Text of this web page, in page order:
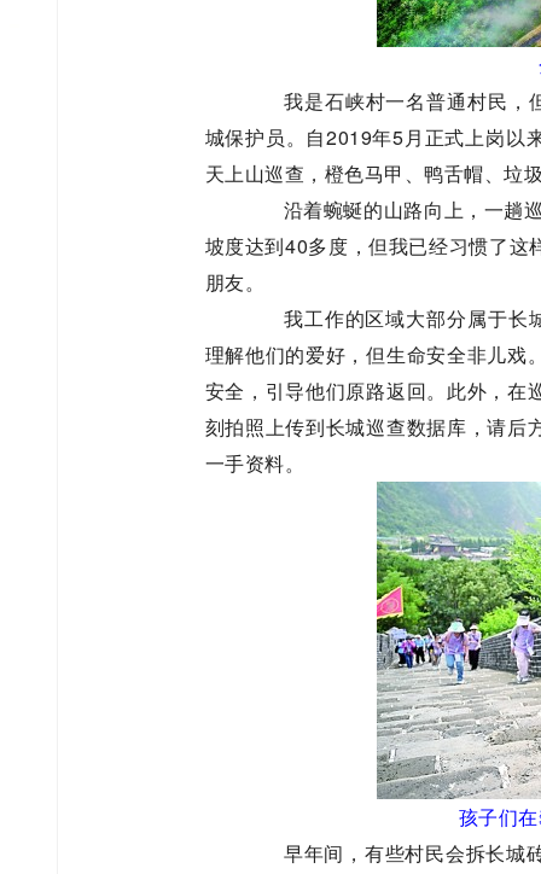
我是石峡村一名普通村民，
城保护员。自2019年5月正式上岗以
天上山巡查，橙色马甲、鸭舌帽、垃
沿着蜿蜒的山路向上，一趟巡
坡度达到40多度，但我已经习惯了
朋友。
我工作的区域大部分属于长城
理解他们的爱好，但生命安全非儿戏
安全，引导他们原路返回。此外，在
刻拍照上传到长城巡查数据库，请后
一手资料。
孩子们
早年间，有些村民会拆长城砖